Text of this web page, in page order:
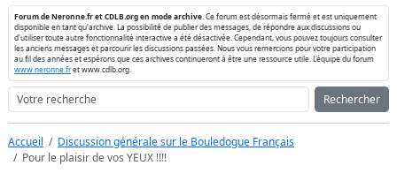
Forum de Neronne.fr et CDLB.org en mode archive . Ce forum est désormais fermé et est uniquement
disponible en tant qu'archive. La possibilité de publier des messages, de répondre aux discussions ou
d'utiliser toute autre fonctionnalité interactive a été désactivée. Cependant, vous pouvez toujours consulter
les anciens messages et parcourir les discussions passées. Nous vous remercions pour votre participation
au fil des années et espérons que ces archives continueront à être une ressource utile. L'équipe du forum
www.neronne.fret www.cdlb.org.
Rechercher
Accueil
Discussion générale sur le Bouledogue Français
Pour le plaisir de vos YEUX !!!!